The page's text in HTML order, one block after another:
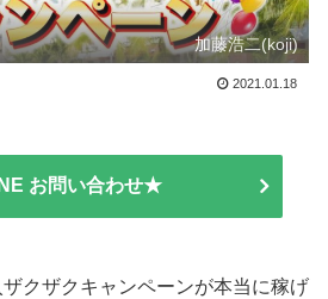
加藤浩二(koji)
2021.01.18
お問い合わせ★
クザクキャンペーンが本当に稼げ